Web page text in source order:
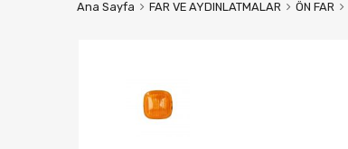
Ana Sayfa FAR VE AYDINLATMALAR ÖN FAR